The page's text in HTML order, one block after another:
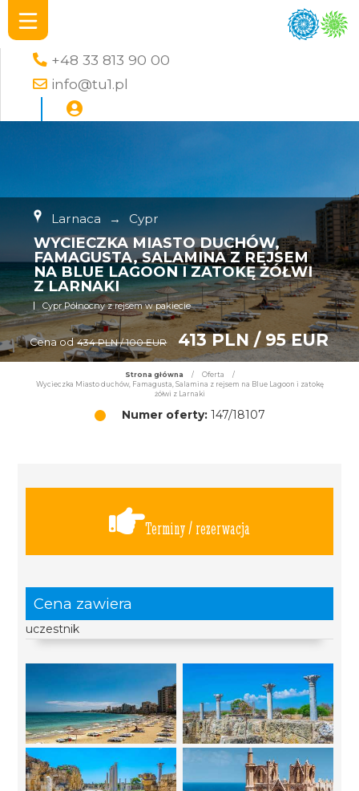
+48 33 813 90 00
info@tu1.pl
Larnaca → Cypr
WYCIECZKA MIASTO DUCHÓW,
FAMAGUSTA, SALAMINA Z REJSEM
NA BLUE LAGOON I ZATOKĘ ŻÓŁWI
Z LARNAKI
Cypr Północny z rejsem w pakiecie
Cena od 434 PLN / 100 EUR 413 PLN / 95 EUR
Strona główna / Oferta
/
Wycieczka Miasto duchów, Famagusta, Salamina z rejsem na Blue Lagoon i zatokę
żółwi z Larnaki
Numer oferty:147/18107
Terminy / rezerwacja
Cena zawiera
uczestnik